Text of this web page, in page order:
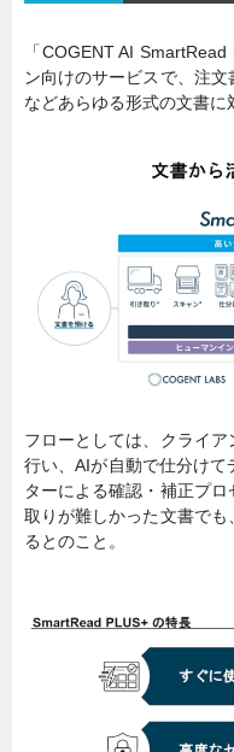
「COGENT AI
ン向けのサービスで、注
などあらゆる形式の文書に
フローとしては、クライ
行い、AIが自動で仕分け
ターによる確認・補正プ
取りが難しかった文書で
るとのこと。